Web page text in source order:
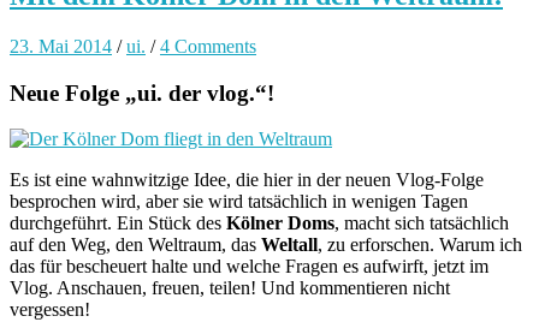
23. Mai 2014 /ui. /4 Comments
Neue Folge „ui. der vlog.“!
Es ist eine wahnwitzige Idee, die hier in der neuen Vlog-Folge
besprochen wird, aber sie wird tatsächlich in wenigen Tagen
durchgeführt. Ein Stück des Kölner Doms, macht sich tatsächlich
auf den Weg, den Weltraum, das Weltall, zu erforschen. Warum ich
das für bescheuert halte und welche Fragen es aufwirft, jetzt im
Vlog. Anschauen, freuen, teilen! Und kommentieren nicht
vergessen!